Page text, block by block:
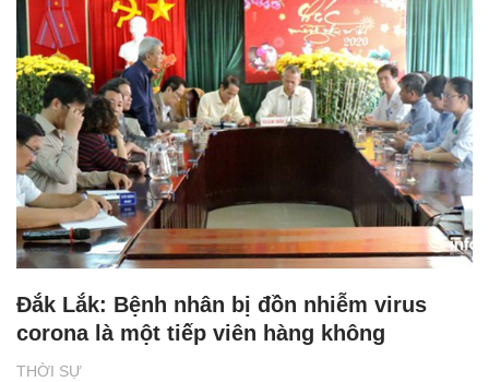
THỜI SỰ
Đắk Lắk: Bệnh nhân bị đồn nhiễm virus
corona là một tiếp viên hàng không